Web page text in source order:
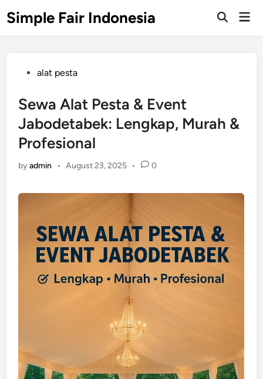
toSimple Fair Indonesia
Open
Postedalat pesta
Sewa Alat Pesta & Event
Jabodetabek: Lengkap, Murah &
Profesional
byadmin • August 23, 2025 • 0